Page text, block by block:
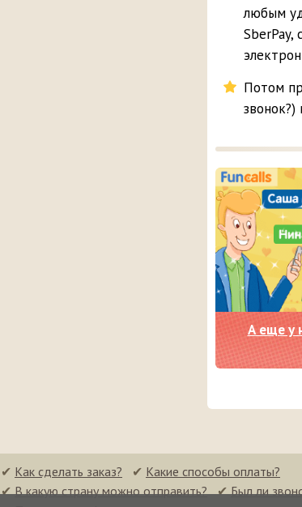
любым
SberPay,
Потом
звонок?)
А еще у
✔ Как сделать заказ? ✔ Какие способы оплаты?
✔В какую страну можно отправить? ✔Был ли